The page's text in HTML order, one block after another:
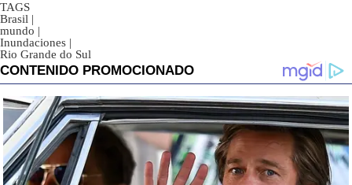
TAGS
Brasil |
mundo |
Inundaciones |
Rio Grande do Sul